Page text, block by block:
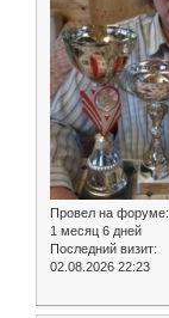
Провел на форуме:
1 месяц 6 дней
Последний визит:
02.08.2026 22:23